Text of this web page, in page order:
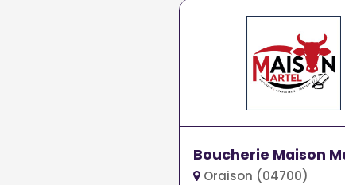
Boucherie Maison
Oraison (04700)